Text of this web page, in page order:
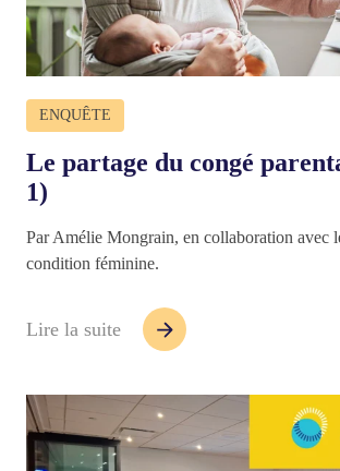
ENQUÊTE
Le partage du congé
1)
Par Amélie Mongrain, en collaboration avec
condition féminine.
Lire la suite